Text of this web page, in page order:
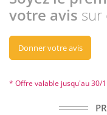
votre avis sur
Donner votre avis
* Offre valable jusqu'au 30/